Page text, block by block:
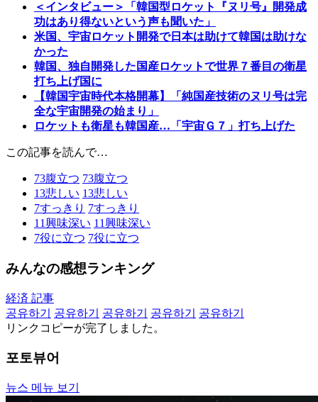
＜インタビュー＞「韓国型ロケット『ヌリ号』開発成
功はあり得ないという声も聞いた」
米国、宇宙ロケット開発で日本は助けて韓国は助けな
かった
韓国、独自開発した国産ロケットで世界７番目の衛星
打ち上げ国に
【韓国宇宙時代本格開幕】「純国産技術のヌリ号は完
全な宇宙開発の始まり」
ロケットも衛星も韓国産…「宇宙Ｇ７」打ち上げた
この記事を読んで…
73腹立つ 73腹立つ
13悲しい 13悲しい
7すっきり 7すっきり
11興味深い 11興味深い
7役に立つ 7役に立つ
みんなの感想ランキング
経済 記事
공유하기
공유하기 공유하기 공유하기
공유하기
リンクコピーが完了しました。
포토뷰어
뉴스 메뉴 보기